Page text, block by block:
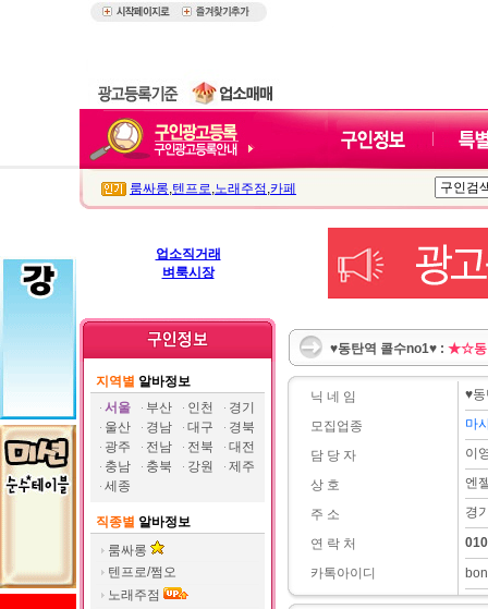
룸싸롱,텐프로,노래주점 ,카페
업소직거래
벼룩시장
지역별 알바정보
서울
부산 인천
경기
울산
경남 대구
경북
광주
전남 전북
대전
충남
충북 강원
제주
세종
직종별 알바정보
룸싸롱
텐프로/쩜오
노래주점
♥동탄역 콜수no1♥ : ★☆동
닉 네 임
모집업종
담 당 자
상 호
주 소
연 락 처
카톡아이디
♥
마
이
엔
경